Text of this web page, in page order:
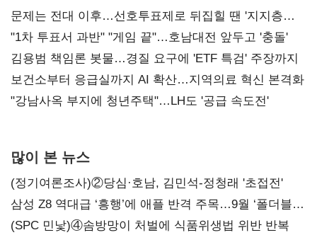
문제는 전대 이후…선호투표제로 뒤집힐 땐 '지지층
불복'
"1차 투표서 과반" "게임 끝"…호남대전 앞두고 '충돌'
김용범 책임론 봇물…경질 요구에 'ETF 특검' 주장까지
보건소부터 응급실까지 AI 확산…지역의료 혁신 본격화
"강남사옥 부지에 청년주택"…LH도 '공급 속도전'
많이 본 뉴스
(정기여론조사)②당심·호남, 김민석-정청래 '초접전'
삼성 Z8 역대급 ‘흥행’에 애플 반격 주목…9월 ‘폴더블
대전’
(SPC 민낯)④솜방망이 처벌에 식품위생법 위반 반복